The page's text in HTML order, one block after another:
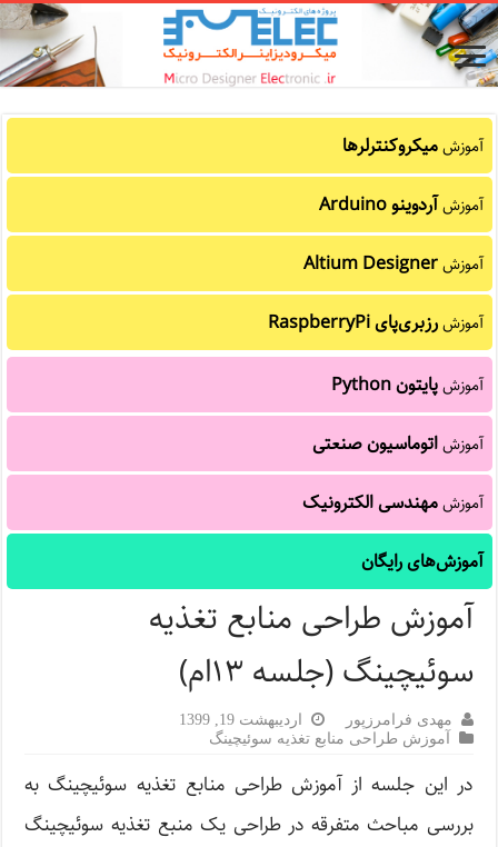
آموزشمیکروکنترلرها
آموزشآردوینو Arduino
آموزشAltium Designer
آموزشرزبری‌پای RaspberryPi
آموزشپایتون Python
آموزشاتوماسیون صنعتی
آموزشمهندسی الکترونیک
آموزش‌های رایگان
آموزش طراحی منابع تغذیه
سوئیچینگ (جلسه ۱۳ام)
مهدی فرامرزپور
اردیبهشت 19, 1399
آموزش طراحی منابع تغذیه سوئیچینگ
در این جلسه از آموزش طراحی منابع تغذیه سوئیچینگ به
بررسی مباحث متفرقه در طراحی یک منبع تغذیه سوئیچینگ